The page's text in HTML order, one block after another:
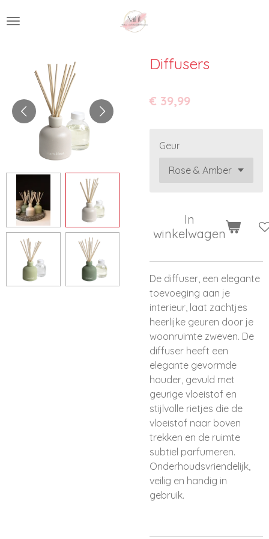
direct
hoofdinhoud
Diffusers
€ 39,99
Geur
In
winkelwagen
De diffuser, een elegante
toevoeging aan je
interieur, laat zachtjes
heerlijke geuren door je
woonruimte zweven. De
diffuser heeft een
elegante gevormde
houder, gevuld met
geurige vloeistof en
stijlvolle rietjes die de
vloeistof naar boven
trekken en de ruimte
subtiel parfumeren.
Onderhoudsvriendelijk,
veilig en handig in
gebruik.